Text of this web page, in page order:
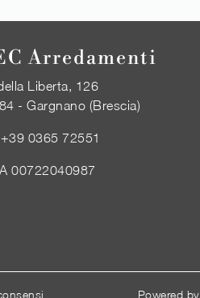
Arredamenti
Liberta, 126
- Gargnano (Brescia)
+39 0365 72551
00722040987
Powered by